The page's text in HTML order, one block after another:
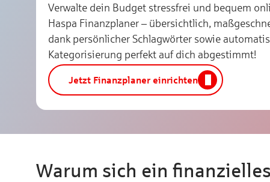
Verwalte dein Budget stressfrei und bequem
Haspa Finanzplaner – übersichtlich,
dank persönlicher Schlagwörter sowie
Kategorisierung perfekt auf dich abgestimmt!
Jetzt Finanzplaner einrichten
Warum sich ein